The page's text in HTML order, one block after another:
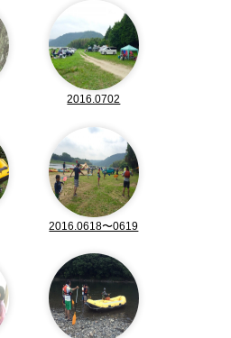
2016.0702
2016.0618〜0619